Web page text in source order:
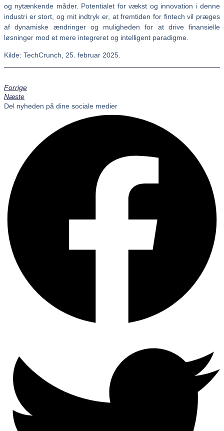
og nytænkende måder. Potentialet for vækst og innovation i denne
industri er stort, og mit indtryk er, at fremtiden for fintech vil præges
af dynamiske ændringer og muligheden for at drive finansielle
løsninger mod et mere integreret og intelligent paradigme.
Kilde: TechCrunch, 25. februar 2025.
Forrige
Næste
Del nyheden på dine sociale medier